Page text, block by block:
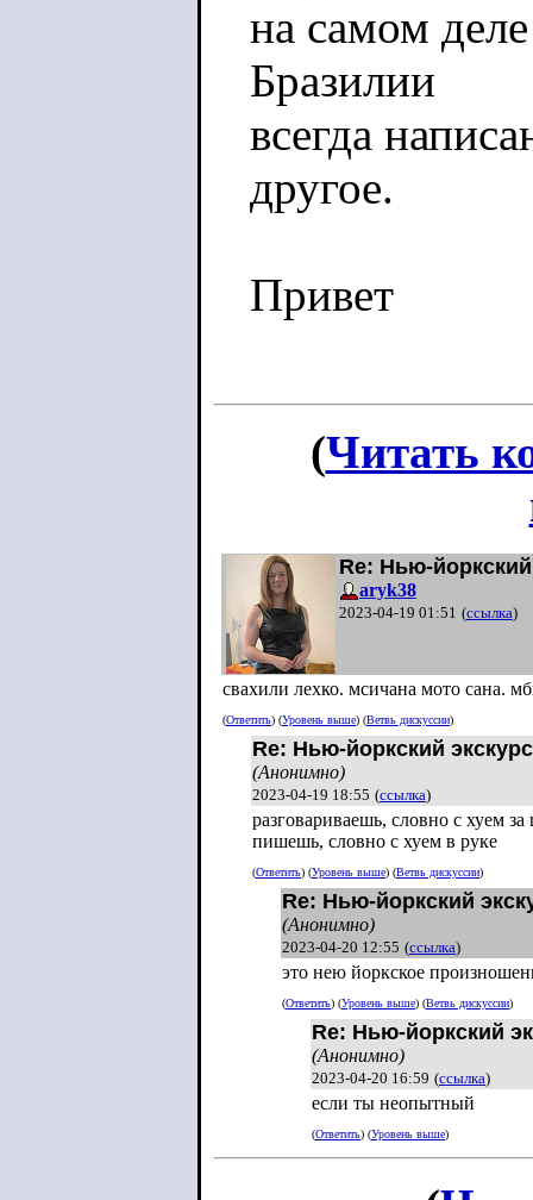
на самом
Бразилии
всегда
другое.
Привет
(Читать
Re: Нью-йоркский
aryk38
2023-04-19 01:51 (ссылка)
свахили лехко. мсичана мото сана.
(Ответить) (Уровень выше) (Ветвь дискуссии)
Re: Нью-йоркский
(Анонимно)
2023-04-19 18:55 (ссылка)
разговариваешь, словно с хуем
пишешь, словно с хуем в руке
(Ответить) (Уровень выше) (Ветвь дискуссии)
Re: Нью-йоркский
(Анонимно)
2023-04-20 12:55 (ссылка)
это нею йоркское
(Ответить) (Уровень выше) (Ветвь дискуссии)
Re: Нью-йоркский
(Анонимно)
2023-04-20 16:59 (ссылка)
если ты неопытный
(Ответить) (Уровень выше)